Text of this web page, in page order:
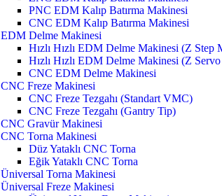
PNC EDM Kalıp Batırma Makinesi
CNC EDM Kalıp Batırma Makinesi
EDM Delme Makinesi
Hızlı Hızlı EDM Delme Makinesi (Z Step
Hızlı Hızlı EDM Delme Makinesi (Z
CNC EDM Delme Makinesi
CNC Freze Makinesi
CNC Freze Tezgahı (Standart VMC)
CNC Freze Tezgahı (Gantry Tip)
CNC Gravür Makinesi
CNC Torna Makinesi
Düz Yataklı CNC Torna
Eğik Yataklı CNC Torna
Üniversal Torna Makinesi
Üniversal Freze Makinesi